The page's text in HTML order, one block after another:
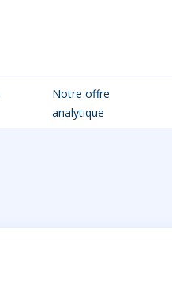
Notre offre
analytique